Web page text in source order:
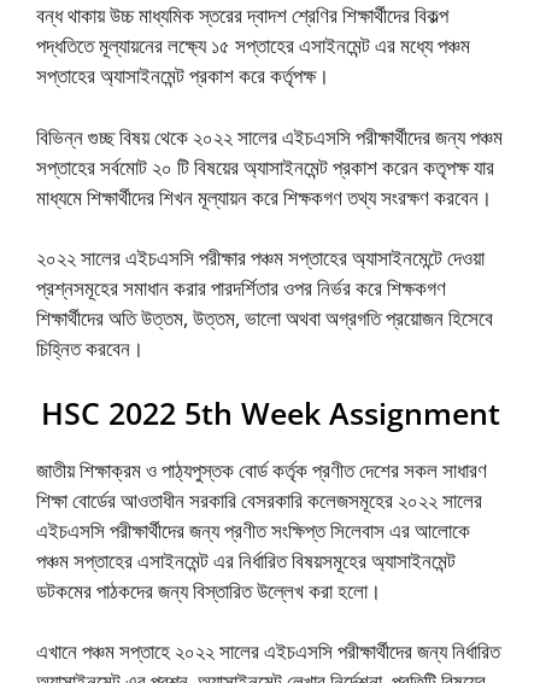
বন্ধ থাকায় উচ্চ মাধ্যমিক স্তরের দ্বাদশ শ্রেণির শিক্ষার্থীদের বিকল্প
পদ্ধতিতে মূল্যায়নের লক্ষ্যে ১৫ সপ্তাহের এসাইনমেন্ট এর মধ্যে পঞ্চম
সপ্তাহের অ্যাসাইনমেন্ট প্রকাশ করে কর্তৃপক্ষ।
বিভিন্ন গুচ্ছ বিষয় থেকে ২০২২ সালের এইচএসসি পরীক্ষার্থীদের জন্য পঞ্চম
সপ্তাহের সর্বমোট ২০ টি বিষয়ের অ্যাসাইনমেন্ট প্রকাশ করেন কতৃপক্ষ যার
মাধ্যমে শিক্ষার্থীদের শিখন মূল্যায়ন করে শিক্ষকগণ তথ্য সংরক্ষণ করবেন।
২০২২ সালের এইচএসসি পরীক্ষার পঞ্চম সপ্তাহের অ্যাসাইনমেন্টে দেওয়া
প্রশ্নসমূহের সমাধান করার পারদর্শিতার ওপর নির্ভর করে শিক্ষকগণ
শিক্ষার্থীদের অতি উত্তম, উত্তম, ভালো অথবা অগ্রগতি প্রয়োজন হিসেবে
চিহ্নিত করবেন।
HSC 2022 5th Week Assignment
জাতীয় শিক্ষাক্রম ও পাঠ্যপুস্তক বোর্ড কর্তৃক প্রণীত দেশের সকল সাধারণ
শিক্ষা বোর্ডের আওতাধীন সরকারি বেসরকারি কলেজসমূহের ২০২২ সালের
এইচএসসি পরীক্ষার্থীদের জন্য প্রণীত সংক্ষিপ্ত সিলেবাস এর আলোকে
পঞ্চম সপ্তাহের এসাইনমেন্ট এর নির্ধারিত বিষয়সমূহের অ্যাসাইনমেন্ট
ডটকমের পাঠকদের জন্য বিস্তারিত উল্লেখ করা হলো।
এখানে পঞ্চম সপ্তাহে ২০২২ সালের এইচএসসি পরীক্ষার্থীদের জন্য নির্ধারিত